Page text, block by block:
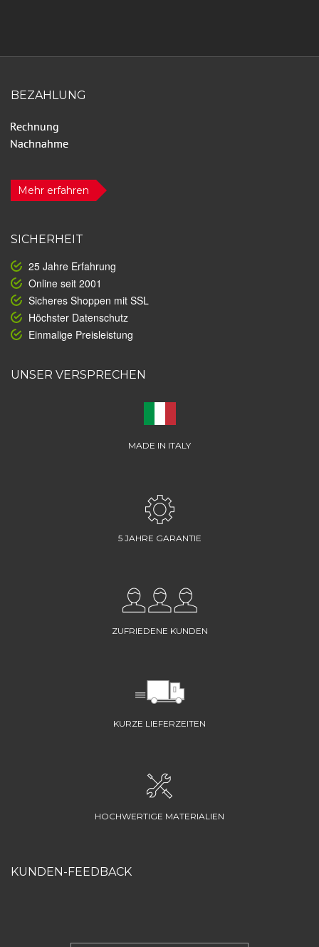
BEZAHLUNG
Mehr erfahren
SICHERHEIT
25 Jahre Erfahrung
Online seit 2001
Sicheres Shoppen mit SSL
Höchster Datenschutz
Einmalige Preisleistung
UNSER VERSPRECHEN
MADE IN ITALY
5 JAHRE GARANTIE
ZUFRIEDENE KUNDEN
KURZE LIEFERZEITEN
HOCHWERTIGE MATERIALIEN
KUNDEN-FEEDBACK